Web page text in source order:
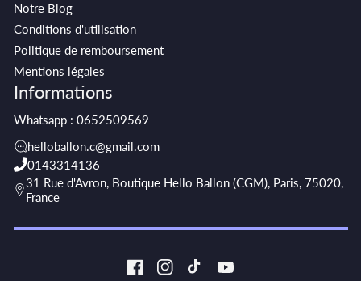
Notre Blog
Conditions d'utilisation
Politique de remboursement
Mentions légales
Informations
Whatsapp : 0652509569
helloballon.c@gmail.com
0143314136
31 Rue d'Avron, Boutique Hello Ballon (CGM), Paris, 75020,
France
FacebookInstagramTikTokYouTube